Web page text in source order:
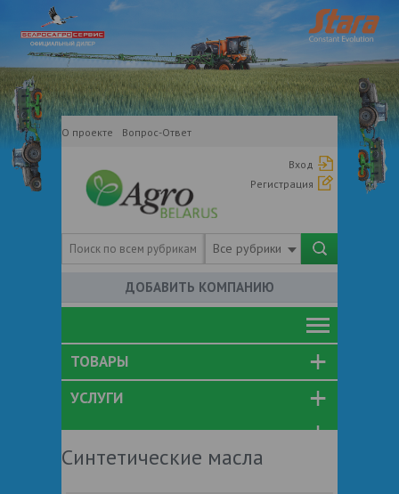
О проекте Вопрос-Ответ
Вход
Регистрация
Все рубрики
ДОБАВИТЬ КОМПАНИЮ
ТОВАРЫ
УСЛУГИ
Синтетические масла